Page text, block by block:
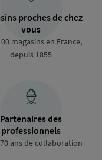
proches de chez
vous
magasins en France,
depuis 1855
Partenaires des
professionnels
ans de collaboration